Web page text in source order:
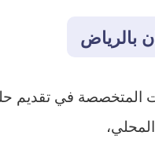
بالرياض
المتخصصة في تقديم